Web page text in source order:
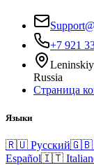
+7 921
Russia
Страница
Языки
🇷🇺 Русский🇬🇧
Español🇮🇹